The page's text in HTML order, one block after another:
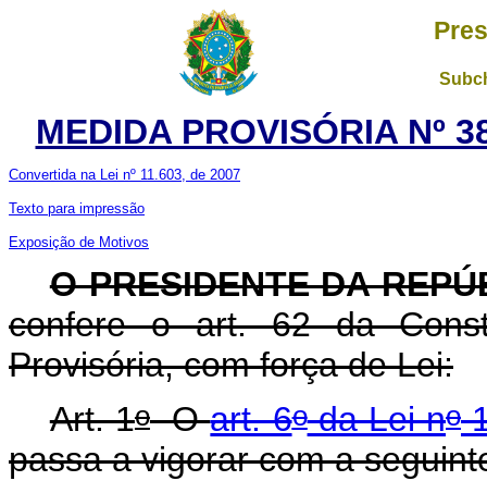
MEDIDA PROVISÓRIA Nº
Convertida na Lei nº 11.603, de 2007
Texto para impressão
Exposição de Motivos
O PRESIDENTE DA
confere o art. 62 da
Provisória, com força de Lei:
Art. 1oOart. 6oda Lei no
passa a vigorar com a